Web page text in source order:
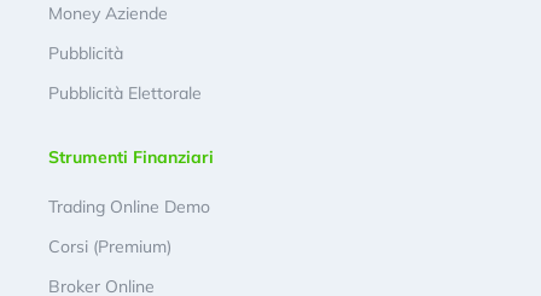
Money Aziende
Pubblicità
Pubblicità Elettorale
Strumenti Finanziari
Trading Online Demo
Corsi (Premium)
Broker Online